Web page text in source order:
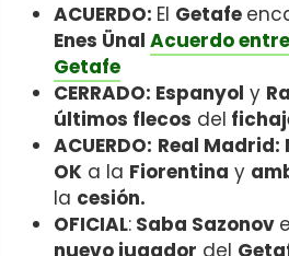
ACUERDO: El Getafe
Enes Ünal Acuerdo
Getafe
CERRADO: Espanyol y
últimos flecos del
ACUERDO: Real
OK a la Fiorentina y
la cesión.
OFICIAL: Saba Sazonov
nuevo jugador del